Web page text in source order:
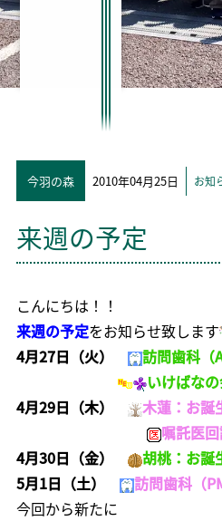
今羽の森 2010年04月25日 お知
来週の予定
こんにちは！！
来週の予定をお知らせ致します
4月27日（火）
訪問歯科（
いけばな
4月29日（木）
木蓮：お誕
嘱託医回
4月30日（金）
胡桃：お誕
5月1日（土）
訪問歯科（
今回から新たに